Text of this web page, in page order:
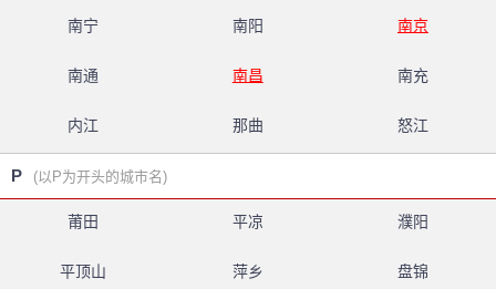
南宁 南阳 南京
南通 南昌 南充
内江 那曲 怒江
P (以P为开头的城市名)
莆田 平凉 濮阳
平顶山 萍乡 盘锦